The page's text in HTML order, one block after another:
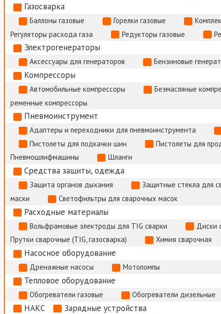
Газосварка
Баллоны газовые Горелки газовые
Регуляторы расхода газа
Редукторы газовые
Электрогенераторы
Аксессуары для генераторов Бензиновые
Компрессоры
Автомобильные компрессоры
Безмасляные
ременные компрессоры
Пневмоинструмент
Адаптеры и переходники для пневмоинструмента
Пистолеты для подкачки шин
Пистолеты для
Пневмошлифмашины
Шланги
Средства защиты, одежда
Защита органов дыхания
Защитные стекла для
маски
Светофильтры для сварочных масок
Расходные материалы
Вольфрамовые электроды для TIG сварки
Диски
Прутки сварочные (TIG, газосварка)
Химия сварочная
Насосное оборудование
Дренажные насосы Мотопомпы
Тепловое оборудование
Обогреватели газовые Обогреватели дизельные
НАКС Зарядные устройства